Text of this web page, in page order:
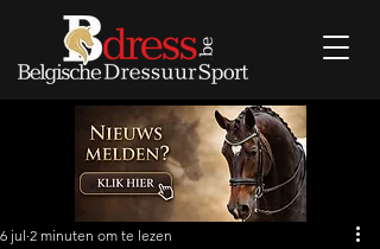
6 jul 2 minuten om te lezen